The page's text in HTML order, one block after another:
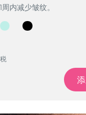
内减少皱纹。
内减少皱纹。
内减少皱纹。
内减少皱纹。
4 go
travel or gym bag
cleansers &
设备
facelift devices
3 go
4 baby
Teeth
LED + sonic device &
102
clinical anti-
clinical anti-
202
mask
aging neck &
301
Scalp Serum
recovery probiotic
肌肤年轻化
501
Spectrum Red Light
预计送